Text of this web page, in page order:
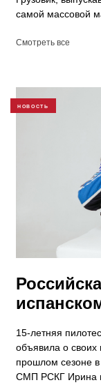
самой массовой
Смотреть все
НОВОСТЬ
15-летняя
объявила о
прошлом сезоне
СМП РСКГ Ирина